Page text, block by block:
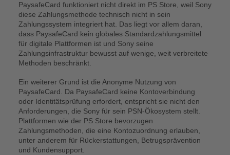
PaysafeCard funktioniert nicht direkt im PS Store, weil Sony
diese Zahlungsmethode technisch nicht in sein
Zahlungssystem integriert hat. Das liegt vor allem daran,
dass PaysafeCard kein globales Standardzahlungsmittel
für digitale Plattformen ist und Sony seine
Zahlungsinfrastruktur bewusst auf wenige, weit verbreitete
Methoden beschränkt.
Ein weiterer Grund ist die Anonyme Nutzung von
PaysafeCard. Da PaysafeCard keine Kontoverbindung
oder Identitätsprüfung erfordert, entspricht sie nicht den
Anforderungen, die Sony für sein PSN-Ökosystem stellt.
Plattformen wie der PS Store bevorzugen
Zahlungsmethoden, die eine Kontozuordnung erlauben,
unter anderem für Rückerstattungen, Betrugsprävention
und Kundensupport.